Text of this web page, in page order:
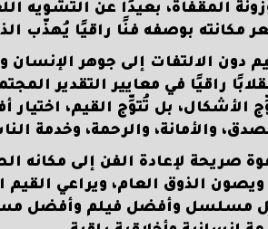
المقفّاة، بعيدًا عن التشويه
مكانته بوصفه فنًا راقيًا يُهذّب
دون الالتفات إلى جوهر الإنسان
راقيًا في معايير التقدير
الأشكال، بل تُتوِّج القيم،
والأمانة، والرحمة، وخدمة
صريحة لإعادة الفن إلى مكانه
الذوق العام، ويراعي
مسلسل وأفضل فيلم وأفضل